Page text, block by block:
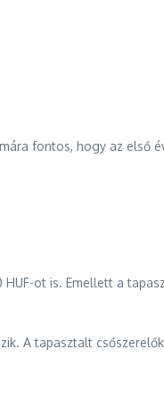
fontos, hogy az első
ot is. Emellett a
A tapasztalt